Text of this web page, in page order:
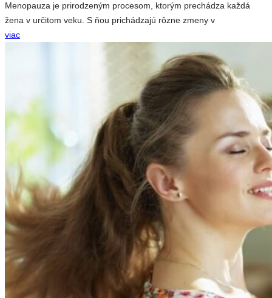
Menopauza je prirodzeným procesom, ktorým prechádza každá
žena v určitom veku. S ňou prichádzajú rôzne zmeny v
viac